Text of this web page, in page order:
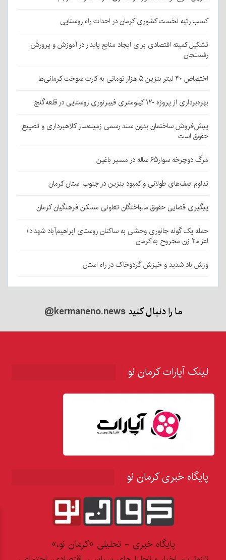
کسب رتبه نخست کشوری کرمان در احداث راه روستایی
تشکیل کمیته اقتصادی برای ایجاد منابع پایدار در آموزش و پرورش
رفسنجان
اختصاص ۴۰ لیتر بنزین ۵ هزار تومانی به کارت سوخت کرمانی‌ها
بهره‌برداری از پروژه ۱۲۰ کیلومتری فیبرنوری روستایی در قلعه‌گنج
پیش‌فروش ساختمان بدون سند رسمی زمینه‌ساز کلاهبرداری و تضییع
حقوق است
مرگ دوچرخه سوار۶۵ ساله در مسیر باغین
تداوم صف‌های طولانی و کمبود بنزین در جنوب استان کرمان
پیگیری قضایی حقوق مالباختگان تعاونی مسکن فرهنگیان کرمان
حمله یک گونه جانوری وحشی به ساکنان روستای ابراهیم‌آباد شهداد/
اعزام۲ زن مجروح به کرمان
وزش باد شدید و خیزش گردوخاک در راه استان
ما را دنبال کنید@kermaneno.news
لینک آپارات کرمان نو
پایگاه خبری کرمان نو
پایگاه خبری - تحلیلی «کرمان نو،»